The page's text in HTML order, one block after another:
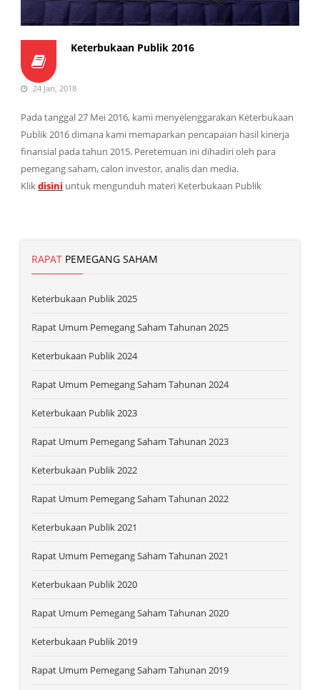
Keterbukaan Publik 2016
24 Jan, 2018
Pada tanggal 27 Mei 2016, kami menyelenggarakan Keterbukaan
Publik 2016 dimana kami memaparkan pencapaian hasil kinerja
finansial pada tahun 2015. Peretemuan ini dihadiri oleh para
pemegang saham, calon investor, analis dan media.
Klikdisini untuk mengunduh materi Keterbukaan Publik
RAPAT PEMEGANG SAHAM
Keterbukaan Publik 2025
Rapat Umum Pemegang Saham Tahunan 2025
Keterbukaan Publik 2024
Rapat Umum Pemegang Saham Tahunan 2024
Keterbukaan Publik 2023
Rapat Umum Pemegang Saham Tahunan 2023
Keterbukaan Publik 2022
Rapat Umum Pemegang Saham Tahunan 2022
Keterbukaan Publik 2021
Rapat Umum Pemegang Saham Tahunan 2021
Keterbukaan Publik 2020
Rapat Umum Pemegang Saham Tahunan 2020
Keterbukaan Publik 2019
Rapat Umum Pemegang Saham Tahunan 2019